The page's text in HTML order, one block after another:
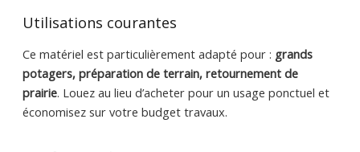
Utilisations courantes
Ce matériel est particulièrement adapté pour : grands
potagers, préparation de terrain, retournement de
prairie. Louez au lieu d’acheter pour un usage ponctuel et
économisez sur votre budget travaux.